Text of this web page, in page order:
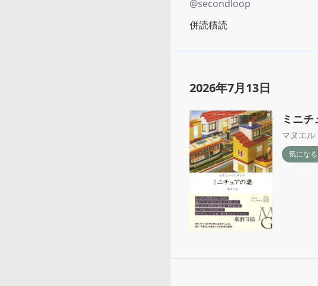
@secondloop
併読積読
2026年7月13日
ミニ
マヌエル
気になる